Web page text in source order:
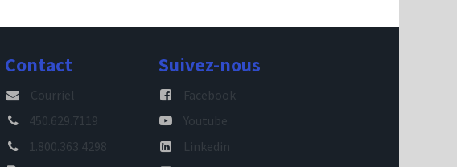
Contact
Courriel
450.629.7119
1.800.363.4298
Suivez-nous
Facebook
Youtube
Linkedin